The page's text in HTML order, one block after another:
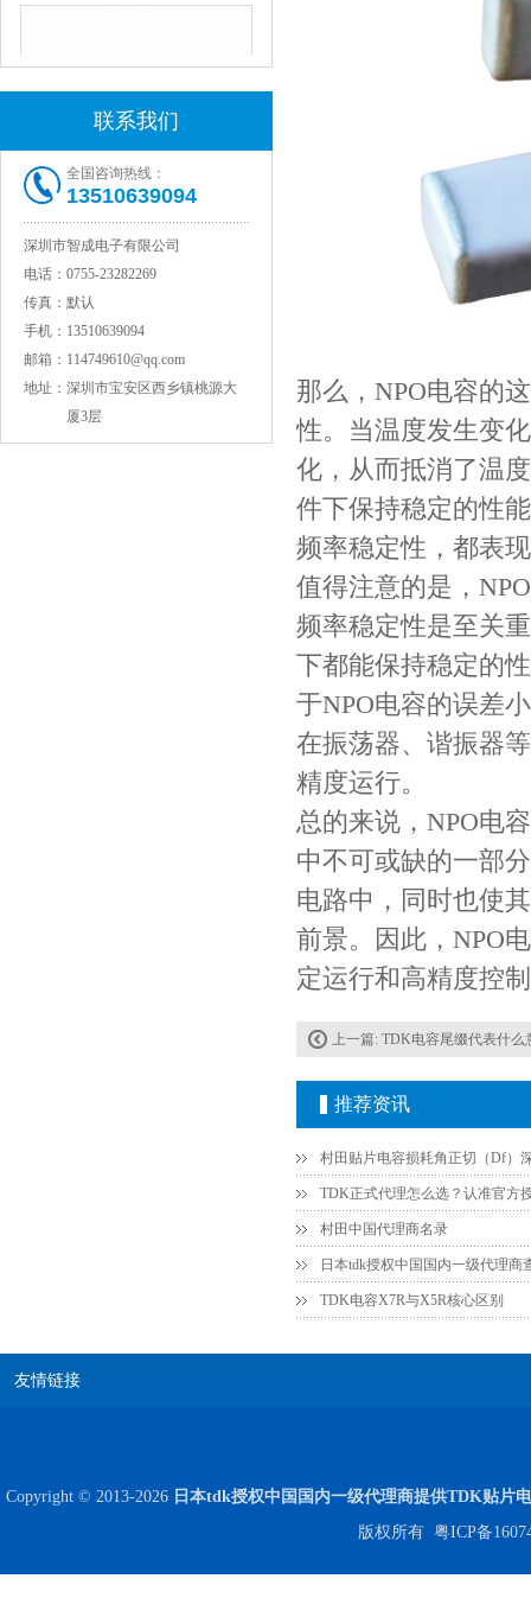
联系我们
全国咨询热线：
13510639094
深圳市智成电子有限公司
电话： 0755-23282269
传真： 默认
手机： 13510639094
邮箱： 114749610@qq.com
地址： 深圳市宝安区西乡镇桃源大
厦3层
那么，NPO电容的
性。当温度发生变
化，从而抵消了温
件下保持稳定的性
频率稳定性，都表
值得注意的是，
频率稳定性是至关
下都能保持稳定的
于NPO电容的误差
在振荡器、谐振器
精度运行。
总的来说，NPO电
中不可或缺的一部
电路中，同时也使
前景。因此，NPO
定运行和高精度控
上一篇: TDK电容尾缀代表什么
推荐资讯
村田中国代理商名录
日本tdk授权中国国内一级代理商
TDK电容X7R与X5R核心区别
友情链接
Copyright © 2013-2026 日本tdk授权中国国内一级代理商提供TDK贴片
版权所有 粤ICP备